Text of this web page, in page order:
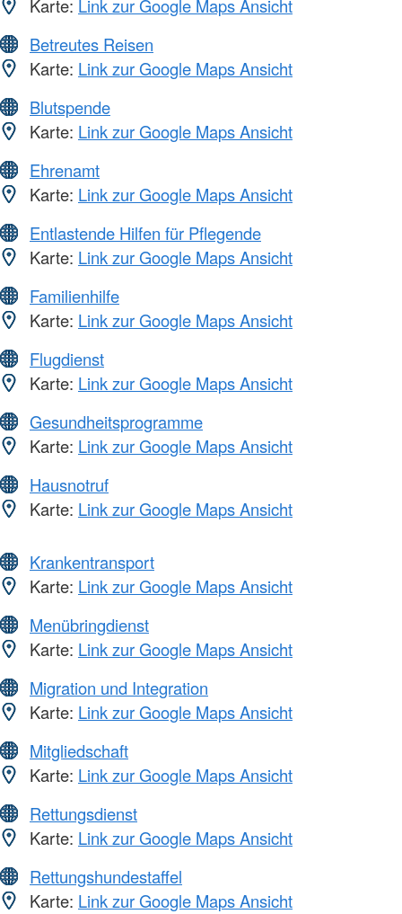
Karte: Link zur Google Maps Ansicht
Betreutes Reisen
Karte: Link zur Google Maps Ansicht
Blutspende
Karte: Link zur Google Maps Ansicht
Ehrenamt
Karte: Link zur Google Maps Ansicht
Entlastende Hilfen für Pflegende
Karte: Link zur Google Maps Ansicht
Familienhilfe
Karte: Link zur Google Maps Ansicht
Flugdienst
Karte: Link zur Google Maps Ansicht
Gesundheitsprogramme
Karte: Link zur Google Maps Ansicht
Hausnotruf
Karte: Link zur Google Maps Ansicht
Krankentransport
Karte: Link zur Google Maps Ansicht
Menübringdienst
Karte: Link zur Google Maps Ansicht
Migration und Integration
Karte: Link zur Google Maps Ansicht
Mitgliedschaft
Karte: Link zur Google Maps Ansicht
Rettungsdienst
Karte: Link zur Google Maps Ansicht
Rettungshundestaffel
Karte: Link zur Google Maps Ansicht